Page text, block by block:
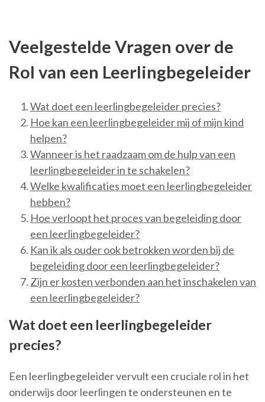
Veelgestelde Vragen over de
Rol van een Leerlingbegeleider
Wat doet een leerlingbegeleider precies?
Hoe kan een leerlingbegeleider mij of mijn kind
helpen?
Wanneer is het raadzaam om de hulp van een
leerlingbegeleider in te schakelen?
Welke kwalificaties moet een leerlingbegeleider
hebben?
Hoe verloopt het proces van begeleiding door
een leerlingbegeleider?
Kan ik als ouder ook betrokken worden bij de
begeleiding door een leerlingbegeleider?
Zijn er kosten verbonden aan het inschakelen van
een leerlingbegeleider?
Wat doet een leerlingbegeleider
precies?
Een leerlingbegeleider vervult een cruciale rol in het
onderwijs door leerlingen te ondersteunen en te